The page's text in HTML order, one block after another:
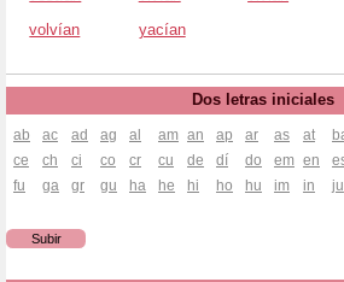
volvían
yacían
Dos letras iniciales
ab ac ad ag al am an ap ar as at
ce
ch ci co cr cu de dí do em en
fu
ga gr gu ha he hi ho hu im in ju
Subir